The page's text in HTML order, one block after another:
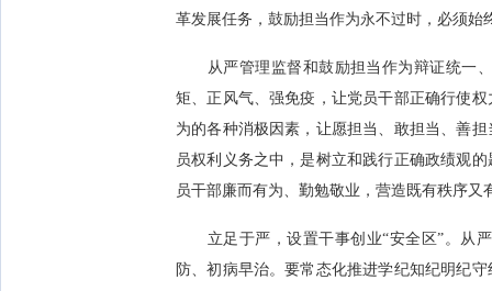
革发展任务，鼓励担当作为永不过时，必须始
从严管理监督和鼓励担当作为辩证统一、
矩、正风气、强免疫，让党员干部正确行使
为的各种消极因素，让愿担当、敢担当、善
员权利义务之中，是树立和践行正确政绩观
员干部廉而有为、勤勉敬业，营造既有秩序又
立足于严，设置干事创业“安全区”。从严
防、初病早治。要常态化推进学纪知纪明纪